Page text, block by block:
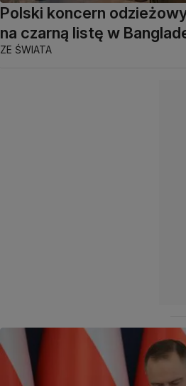
Polski koncern
na czarną listę w
ZE ŚWIATA